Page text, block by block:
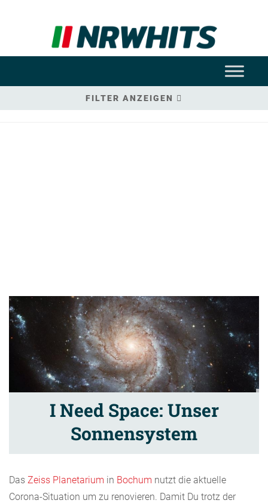
FILTER ANZEIGEN
I Need Space: Unser
Sonnensystem
Das Zeiss Planetarium in Bochum nutzt die aktuelle
Corona-Situation um zu renovieren. Damit Du trotz der